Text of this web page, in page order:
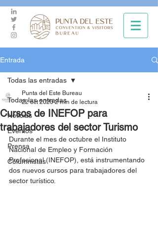
Entrada
Todas las entradas
Noticias
Eventos
Prensa
Columnistas
Todas las entradas
Cursos de INEFOP para
trabajadores del sector Turismo
Punta del Este Bureau
22 oct 2020 2 min de lectura
Durante el mes de octubre el Instituto
Nacional de Empleo y Formación
Profesional (INEFOP), está instrumentando
dos nuevos cursos para trabajadores del
sector turístico.